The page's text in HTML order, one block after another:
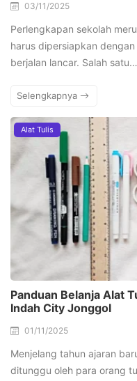
03/11/2025
Perlengkapan sekolah
harus dipersiapkan
berjalan lancar. Salah satu…
Selengkapnya
Alat Tulis
Panduan Belanja Alat
Indah City Jonggol
01/11/2025
Menjelang tahun ajaran
ditunggu oleh para orang